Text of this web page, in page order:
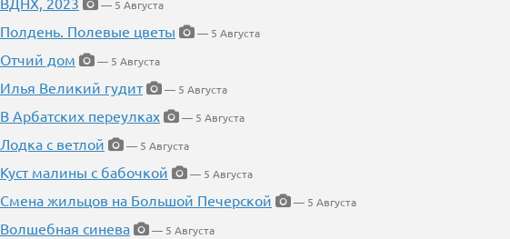
— 5 Августа
Полдень. Полевые цветы
— 5 Августа
Отчий дом
— 5 Августа
Илья Великий гудит
— 5 Августа
В Арбатских переулках
— 5 Августа
Лодка с ветлой
— 5 Августа
Куст малины с бабочкой
— 5 Августа
Смена жильцов на Большой Печерской
— 5 Августа
Волшебная синева
— 5 Августа